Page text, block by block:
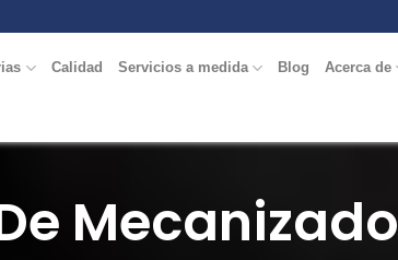
Calidad Servicios a medida Blog Acerca de
Mecanizado